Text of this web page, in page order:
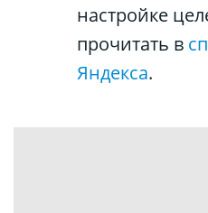
настройке
прочитать в
Яндекса.